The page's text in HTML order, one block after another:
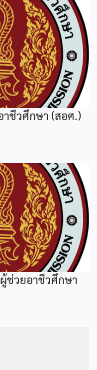
ชีวศึกษา (สอศ.)
ช่วยอาชีวศึกษา